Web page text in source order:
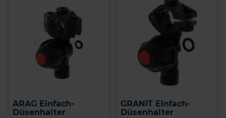
ARAG Einfach-
Düsenhalter
GRANIT Einfach-
Düsenhalter